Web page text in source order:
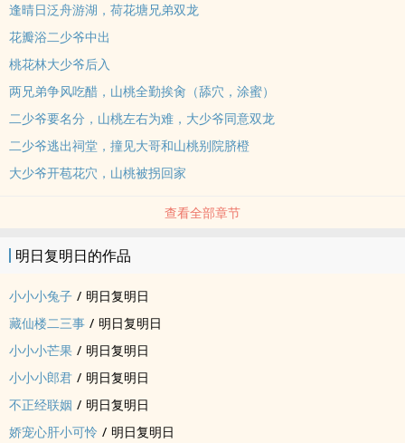
温柔忠犬书生攻X甜心软糯‎‌‎美‎人‍‎‎受‍
2.
李介泓X山桃X李松之
逢晴日泛舟游湖，荷花塘兄弟双龙
花瓣浴二少爷中出
桃花林大少爷后入
两兄弟争风吃醋，山桃全勤挨‌‎肏‌‌（舔穴，涂蜜）
二少爷要名分，山桃左右为难，大少爷同意双龙
二少爷逃出祠堂，撞见大哥和山桃别院脐橙
大少爷‍‎‌开‍‍苞‍‎‎花穴，山桃被拐回家
查看全部章节
明日复明日的作品
小小小兔子 / 明日复明日
藏仙楼二三事 / 明日复明日
小小小芒果 / 明日复明日
小小小郎君 / 明日复明日
不正经联姻 / 明日复明日
娇宠心肝小可怜 / 明日复明日